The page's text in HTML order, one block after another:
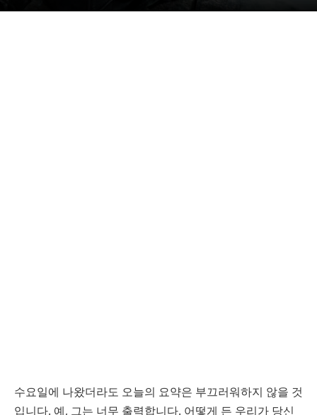
수요일에 나왔더라도 오늘의 요약은 부끄러워하지 않을 것
입니다. 예, 그는 너무 출력합니다. 어떻게 든 우리가 당신